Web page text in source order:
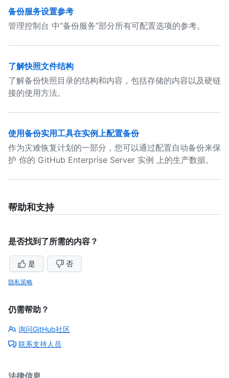
备份服务设置参考
管理控制台 中“备份服务”部分所有可配置选项的参考。
了解快照文件结构
了解备份快照目录的结构和内容，包括存储的内容以及硬链
接的使用方法。
使用备份实用工具在实例上配置备份
作为灾难恢复计划的一部分，您可以通过配置自动备份来保
护 你的 GitHub Enterprise Server 实例 上的生产数据。
帮助和支持
是否找到了所需的内容？
是 否
隐私策略
仍需帮助？
询问GitHub社区
联系支持人员
法律信息